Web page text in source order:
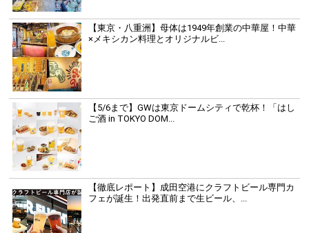
【東京・八重洲】母体は1949年創業の中華屋！中華
×メキシカン料理とオリジナルビ...
【5/6まで】GWは東京ドームシティで乾杯！「はし
ご酒 in TOKYO DOM...
【徹底レポート】成田空港にクラフトビール専門カ
フェが誕生！出発直前まで生ビール、...